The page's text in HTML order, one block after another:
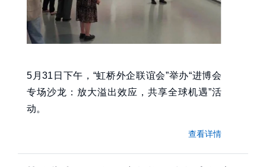
5月31日下午，“虹桥外企联谊会”举办“进博会
专场沙龙：放大溢出效应，共享全球机遇”活
动。
查看详情